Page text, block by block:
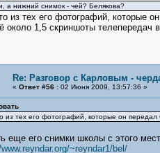
а нижний снимок - чей? Белякова?
из тех его фотографий, которые
около 1,5 скриншоты телепередач
Re: Разговор с Карловым -
« Ответ #56 :02 Июня 2009, 13:57:36 »
из тех его фотографий, которые он передал
еще его снимки школы с этого
~reyndar1/bel/